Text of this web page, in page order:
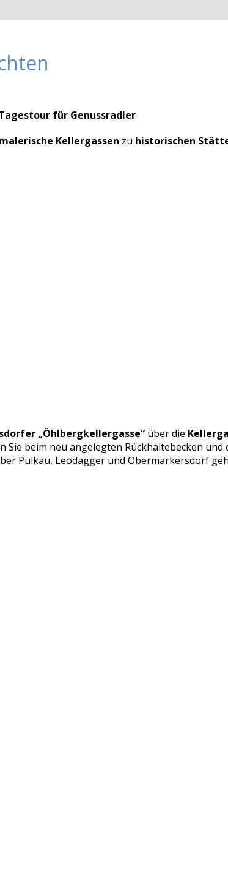
für Genussradler
malerische Kellergassen zu historischen
„Öhlbergkellergasse“ über die
Sie beim neu angelegten Rückhaltebecken
Pulkau, Leodagger und Obermarkersdorf